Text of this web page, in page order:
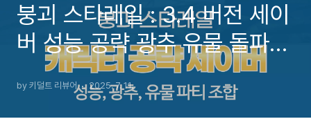
붕괴 스타레일 : 3.4 버전 세이
버 성능 공략 광추 유물 돌파
파티 조합 세팅 추천 공략
by 키덜트 리뷰어 2025. 7. 11.